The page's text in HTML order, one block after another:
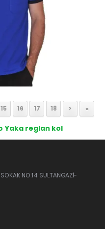
15 16 17 18 > »
Yaka reglan kol
NO:14 SULTANGAZİ-